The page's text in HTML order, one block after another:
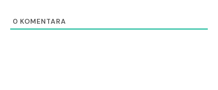
0 KOMENTARA